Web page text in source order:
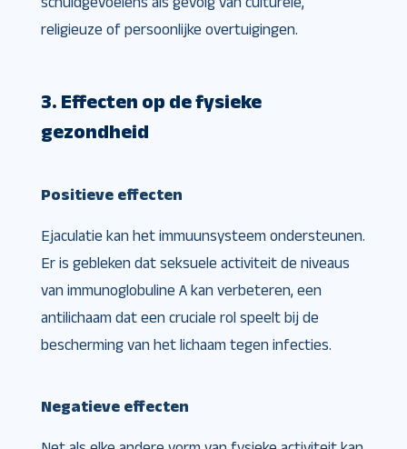
religieuze of persoonlijke overtuigingen.
3. Effecten op de fysieke
gezondheid
Positieve effecten
Ejaculatie kan het immuunsysteem ondersteunen.
Er is gebleken dat seksuele activiteit de niveaus
van immunoglobuline A kan verbeteren, een
antilichaam dat een cruciale rol speelt bij de
bescherming van het lichaam tegen infecties.
Negatieve effecten